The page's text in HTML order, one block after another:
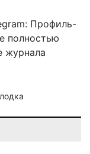
Профиль-
полностью
журнала